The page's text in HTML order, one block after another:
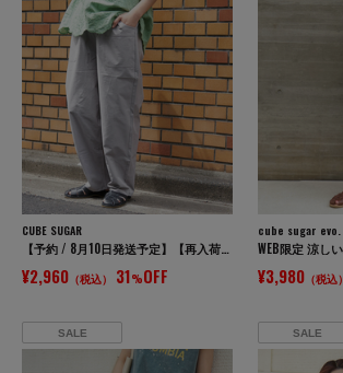
CUBE SUGAR
【予約 / 8月10日発送予定】【再入荷】ストレッチ ツイル イージー ベイカーパンツ
¥2,960 （税込） 31%OFF
cube sugar evo.
¥3,980（税込）
SALE SALE